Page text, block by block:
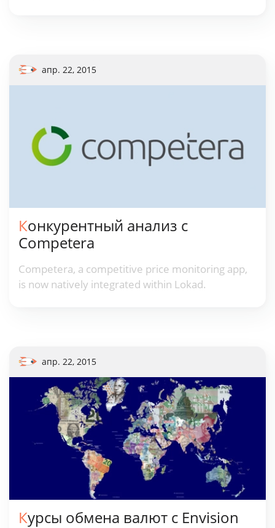
апр. 22, 2015
Конкурентный анализ с
Competera
Competera, a competitive price monitoring app,
is now natively integrated within Lokad.
апр. 22, 2015
Курсы обмена валют с Envision